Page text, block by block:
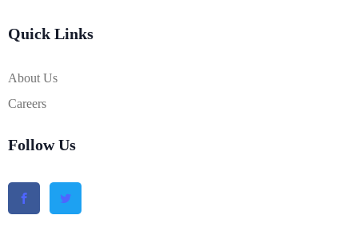
Quick Links
About Us
Careers
Follow Us